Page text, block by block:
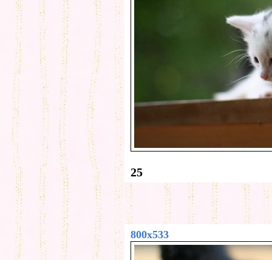
25
800x533